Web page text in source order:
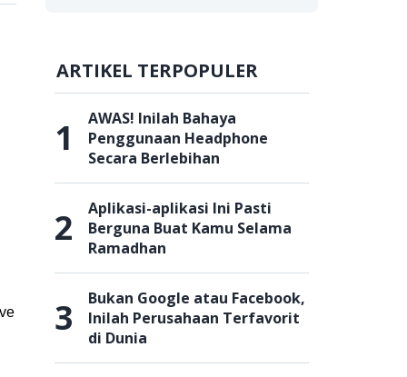
ARTIKEL TERPOPULER
1
AWAS! Inilah Bahaya
Penggunaan Headphone
Secara Berlebihan
2
Aplikasi-aplikasi Ini Pasti
Berguna Buat Kamu Selama
Ramadhan
3
Bukan Google atau Facebook,
Inilah Perusahaan Terfavorit
di Dunia